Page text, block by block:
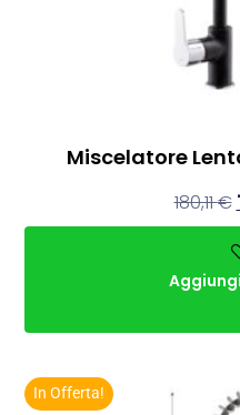
Miscelatore
180,11€
In Offerta!